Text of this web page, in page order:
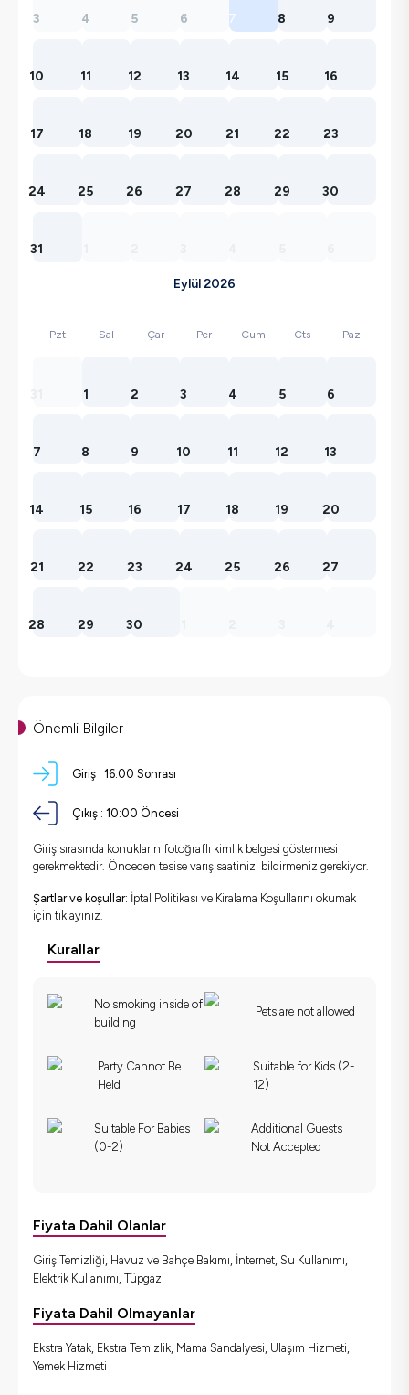
3 4 5 6 7 8 9
10 11 12 13 14 15 16
17 18 19 20 21 22 23
24 25 26 27 28 29 30
31
Eylül 2026
Pzt Sal Çar Per Cum Cts Paz
1 2 3 4 5 6
7 8 9 10 11 12 13
14 15 16 17 18 19 20
21 22 23 24 25 26 27
28 29 30
Önemli Bilgiler
Giriş : 16:00 Sonrası
Çıkış : 10:00 Öncesi
Giriş sırasında konukların fotoğraflı kimlik belgesi göstermesi
gerekmektedir. Önceden tesise varış saatinizi bildirmeniz gerekiyor.
Şartlar ve koşullar: İptal Politikası ve Kiralama Koşullarını okumak
için tıklayınız.
Kurallar
No smoking inside of
building
Pets are not allowed
Party Cannot Be
Held
Suitable for Kids (2-
12)
Suitable For Babies
(0-2)
Additional Guests
Not Accepted
Fiyata Dahil Olanlar
Giriş Temizliği, Havuz ve Bahçe Bakımı, İnternet, Su Kullanımı,
Elektrik Kullanımı, Tüpgaz
Fiyata Dahil Olmayanlar
Ekstra Yatak, Ekstra Temizlik, Mama Sandalyesi, Ulaşım Hizmeti,
Yemek Hizmeti